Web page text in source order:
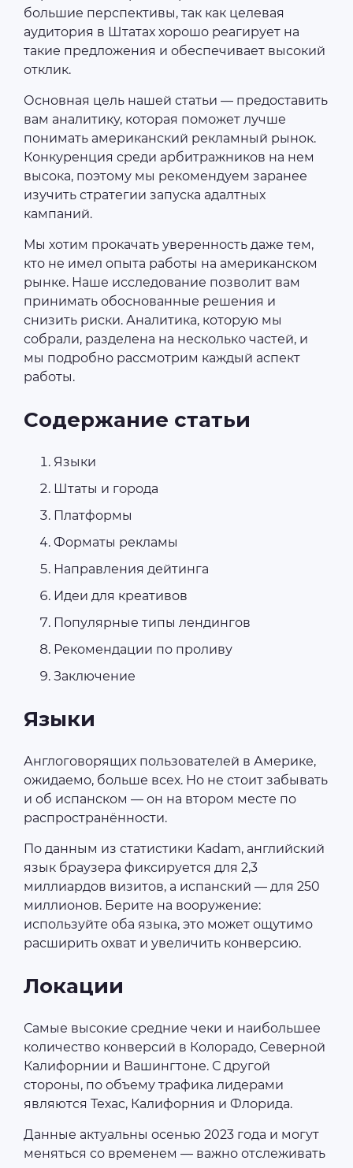
большие перспективы, так как целевая
аудитория в Штатах хорошо реагирует на
такие предложения и обеспечивает высокий
отклик.
Основная цель нашей статьи — предоставить
вам аналитику, которая поможет лучше
понимать американский рекламный рынок.
Конкуренция среди арбитражников на нем
высока, поэтому мы рекомендуем заранее
изучить стратегии запуска адалтных
кампаний.
Мы хотим прокачать уверенность даже тем,
кто не имел опыта работы на американском
рынке. Наше исследование позволит вам
принимать обоснованные решения и
снизить риски. Аналитика, которую мы
собрали, разделена на несколько частей, и
мы подробно рассмотрим каждый аспект
работы.
Содержание статьи
Языки
Штаты и города
Платформы
Форматы рекламы
Направления дейтинга
Идеи для креативов
Популярные типы лендингов
Рекомендации по проливу
Заключение
Языки
Англоговорящих пользователей в Америке,
ожидаемо, больше всех. Но не стоит забывать
и об испанском — он на втором месте по
распространённости.
По данным из статистики Kadam, английский
язык браузера фиксируется для 2,3
миллиардов визитов, а испанский — для 250
миллионов. Берите на вооружение:
используйте оба языка, это может ощутимо
расширить охват и увеличить конверсию.
Локации
Самые высокие средние чеки и наибольшее
количество конверсий в Колорадо, Северной
Калифорнии и Вашингтоне. С другой
стороны, по объему трафика лидерами
являются Техас, Калифорния и Флорида.
Данные актуальны осенью 2023 года и могут
меняться со временем — важно отслеживать